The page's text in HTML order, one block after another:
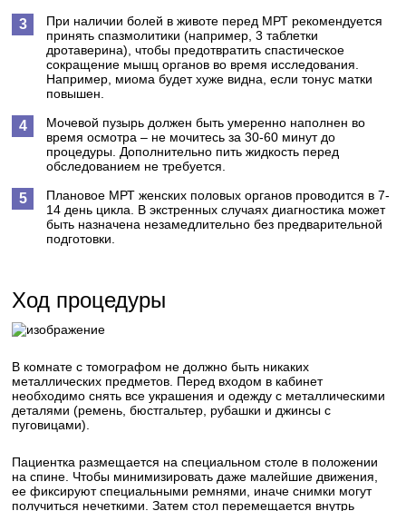
При наличии болей в животе перед МРТ рекомендуется
принять спазмолитики (например, 3 таблетки
дротаверина), чтобы предотвратить спастическое
сокращение мышц органов во время исследования.
Например, миома будет хуже видна, если тонус матки
повышен.
Мочевой пузырь должен быть умеренно наполнен во
время осмотра – не мочитесь за 30-60 минут до
процедуры. Дополнительно пить жидкость перед
обследованием не требуется.
Плановое МРТ женских половых органов проводится в 7-
14 день цикла. В экстренных случаях диагностика может
быть назначена незамедлительно без предварительной
подготовки.
Ход процедуры
В комнате с томографом не должно быть никаких
металлических предметов. Перед входом в кабинет
необходимо снять все украшения и одежду с металлическими
деталями (ремень, бюстгальтер, рубашки и джинсы с
пуговицами).
Пациентка размещается на специальном столе в положении
на спине. Чтобы минимизировать даже малейшие движения,
ее фиксируют специальными ремнями, иначе снимки могут
получиться нечеткими. Затем стол перемещается внутрь